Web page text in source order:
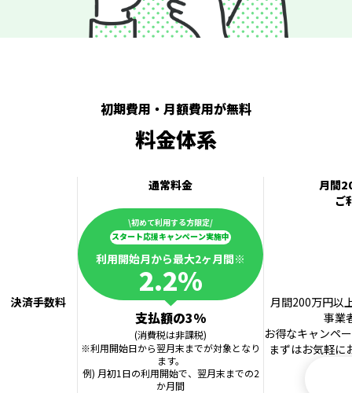
初期費用・月額費用が無料
料金体系
通常料金
月間
ご
決済手数料
\初めて利用する方限定/
スタート応援キャンペーン実施中
利用開始月から最大2ヶ月間※
2.2%
支払額の3%
(消費税は非課税)
※利用開始日から翌月末までが対象となり
ます。
例) 月初1日の利用開始で、翌月末までの2
か月間
月間200万円以
事業
お得なキャンペ
まずはお気軽に